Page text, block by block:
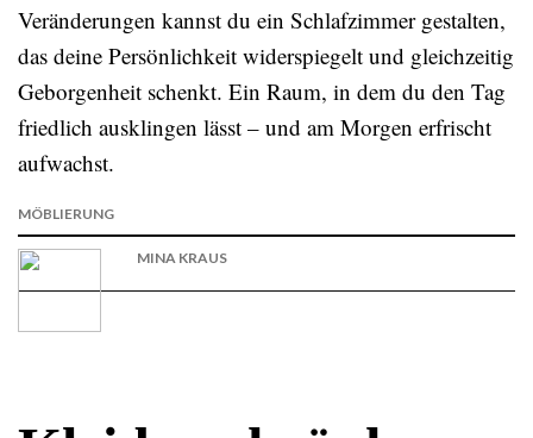
Veränderungen kannst du ein Schlafzimmer gestalten,
das deine Persönlichkeit widerspiegelt und gleichzeitig
Geborgenheit schenkt. Ein Raum, in dem du den Tag
friedlich ausklingen lässt – und am Morgen erfrischt
aufwachst.
MÖBLIERUNG
MINA KRAUS